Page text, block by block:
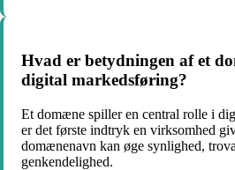
Hvad er betydningen af et
digital markedsføring?
Et domæne spiller en central rolle i
er det første indtryk en virksomhed
domænenavn kan øge synlighed,
genkendelighed.